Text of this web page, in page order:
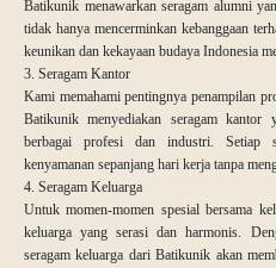
Batikunik menawarkan seragam alumni
tidak hanya mencerminkan kebanggaan
keunikan dan kekayaan budaya Indonesia
3. Seragam Kantor
Kami memahami pentingnya penampilan
Batikunik menyediakan seragam
berbagai profesi dan industri. Setiap
kenyamanan sepanjang hari kerja tanpa
4. Seragam Keluarga
Untuk momen-momen spesial bersama
keluarga yang serasi dan harmonis.
seragam keluarga dari Batikunik akan